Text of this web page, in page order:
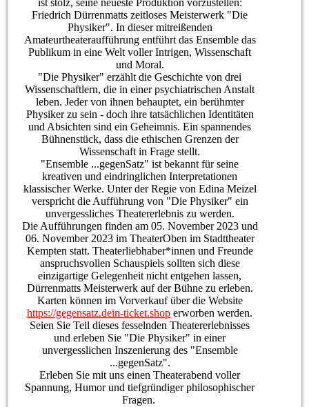
ist stolz, seine neueste Produktion vorzustellen:
Friedrich Dürrenmatts zeitloses Meisterwerk "Die
Physiker". In dieser mitreißenden
Amateurtheateraufführung entführt das Ensemble das
Publikum in eine Welt voller Intrigen, Wissenschaft
und Moral.
"Die Physiker" erzählt die Geschichte von drei
Wissenschaftlern, die in einer psychiatrischen Anstalt
leben. Jeder von ihnen behauptet, ein berühmter
Physiker zu sein - doch ihre tatsächlichen Identitäten
und Absichten sind ein Geheimnis. Ein spannendes
Bühnenstück, dass die ethischen Grenzen der
Wissenschaft in Frage stellt.
"Ensemble ...gegenSatz" ist bekannt für seine
kreativen und eindringlichen Interpretationen
klassischer Werke. Unter der Regie von Edina Meizel
verspricht die Aufführung von "Die Physiker" ein
unvergessliches Theatererlebnis zu werden.
Die Aufführungen finden am 05. November 2023 und
06. November 2023 im TheaterOben im Stadttheater
Kempten statt. Theaterliebhaber*innen und Freunde
anspruchsvollen Schauspiels sollten sich diese
einzigartige Gelegenheit nicht entgehen lassen,
Dürrenmatts Meisterwerk auf der Bühne zu erleben.
Karten können im Vorverkauf über die Website
https://gegensatz.dein-ticket.shop erworben werden.
Seien Sie Teil dieses fesselnden Theatererlebnisses
und erleben Sie "Die Physiker" in einer
unvergesslichen Inszenierung des "Ensemble
...gegenSatz".
Erleben Sie mit uns einen Theaterabend voller
Spannung, Humor und tiefgründiger philosophischer
Fragen.